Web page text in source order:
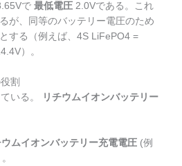
で 最低電圧 2.0Vである。これ
が、同等のバッテリー電圧のため
する（例えば、4S LiFePO4 =
）。
割
いる。
リチウムイオンバッテリー
ウムイオンバッテリー充電電圧 (例